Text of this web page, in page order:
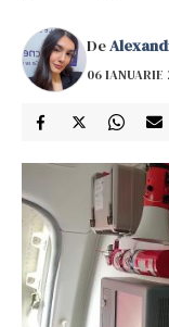
De
06 IANUARIE